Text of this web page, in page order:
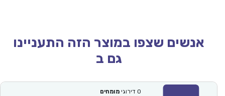
אנשים שצפו במוצר הזה התעניינו
גם ב
0 דירוגי מומחים